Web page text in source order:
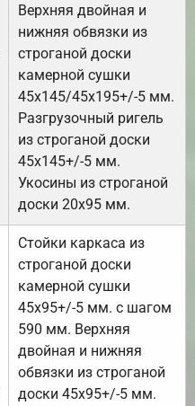
Верхняя двойная и
нижняя обвязки из
строганой доски
камерной сушки
45х145/45х195+/-5 мм.
Разгрузочный ригель
из строганой доски
45х145+/-5 мм.
Укосины из строганой
доски 20х95 мм.
Стойки каркаса из
строганой доски
камерной сушки
45х95+/-5 мм. с шагом
590 мм. Верхняя
двойная и нижняя
обвязки из строганой
доски 45х95+/-5 мм.